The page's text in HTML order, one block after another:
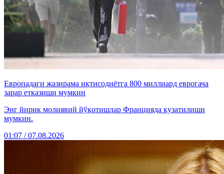
Европадаги жазирама иқтисодиётга 800 миллиард еврогача
зарар етказиши мумкин
Энг йирик молиявий йўқотишлар Францияда кузатилиши
мумкин.
01:07 / 07.08.2026